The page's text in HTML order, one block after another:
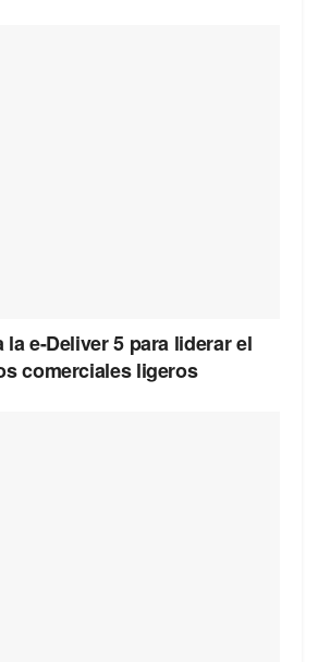
la e-Deliver 5 para liderar el
comerciales ligeros